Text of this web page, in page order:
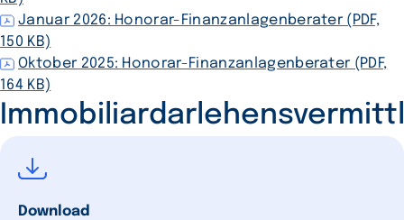
Januar 2026: Honorar-Finanzanlagenberater (PDF,
150 KB)
Oktober 2025: Honorar-Finanzanlagenberater (PDF,
164 KB)
Download